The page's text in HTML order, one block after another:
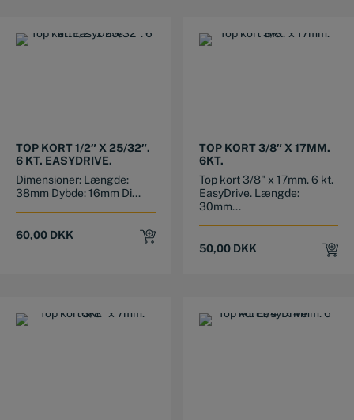
TOP KORT 1/2″ X 25/32″.
6 KT. EASYDRIVE.
Dimensioner: Længde:
38mm Dybde: 16mm Di...
60,00 DKK
TOP KORT 3/8″ X 17MM.
6KT.
Top kort 3/8" x 17mm. 6 kt.
EasyDrive. Længde:
30mm...
50,00 DKK